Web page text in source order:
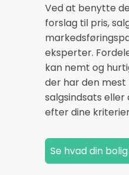
Ved at benytte
forslag til pris,
eksperter.
kan nemt og
der har den mest
salgsindsats eller
efter dine